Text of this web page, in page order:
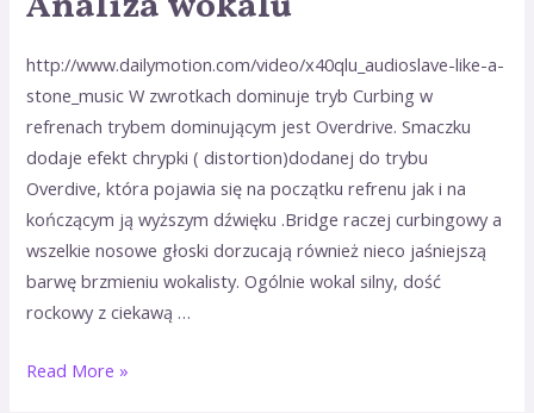
http://www.dailymotion.com/video/x40qlu_audioslave-like-a-
stone_music W zwrotkach dominuje tryb Curbing w
refrenach trybem dominującym jest Overdrive. Smaczku
dodaje efekt chrypki ( distortion)dodanej do trybu
Overdive, która pojawia się na początku refrenu jak i na
kończącym ją wyższym dźwięku .Bridge raczej curbingowy a
wszelkie nosowe głoski dorzucają również nieco jaśniejszą
barwę brzmieniu wokalisty. Ogólnie wokal silny, dość
rockowy z ciekawą …
Read More »